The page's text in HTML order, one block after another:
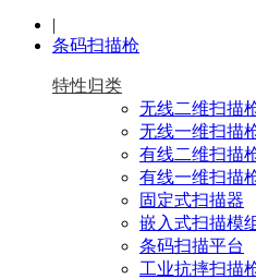
|
条码扫描枪
特性归类
无线二维扫描
无线一维扫描
有线二维扫描
有线一维扫描
固定式扫描器
嵌入式扫描模
条码扫描平台
工业抗摔扫描